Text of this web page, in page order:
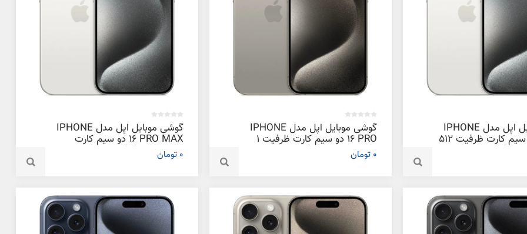
گوشی موبایل اپل مدل IPHONE
16 PRO دو سیم‌ کارت ظرفیت 512
گوشی موبایل اپل مدل IPHONE
16 PRO دو سیم‌ کارت ظرفیت 1
ترابایت و رم 8 گیگابایت
0 تومان
گوشی موبایل اپل مدل IPHONE
16 PRO MAX دو سیم‌ کارت
گیگابایت0 تومان